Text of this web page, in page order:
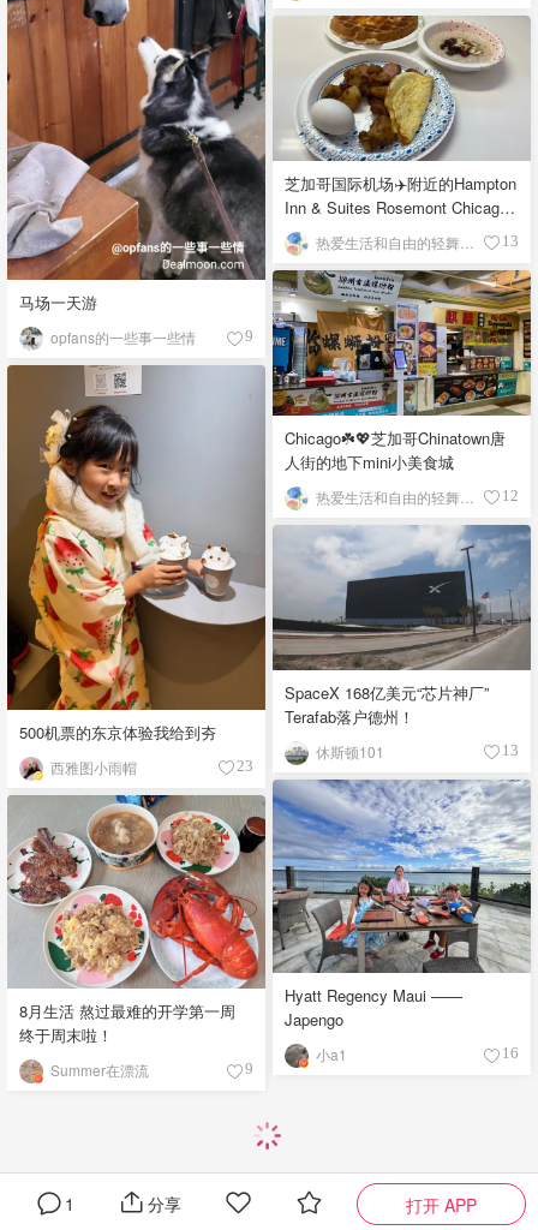
马场一天游
opfans的一些事一些情 9
芝加哥国际机场✈️附近的Hampton
Inn & Suites Rosemont Chicago
O'Hare自助早餐
13
Chicago☘️💖芝加哥Chinatown唐
人街的地下mini小美食城
12
500机票的东京体验我给到夯
西雅图小雨帽 23
SpaceX 168亿美元“芯片神厂”
Terafab落户德州！
休斯顿101 13
Hyatt Regency Maui ——
Japengo
小a1 16
8月生活 熬过最难的开学第一周
终于周末啦！
Summer在漂流 9
1 分享 打开 APP